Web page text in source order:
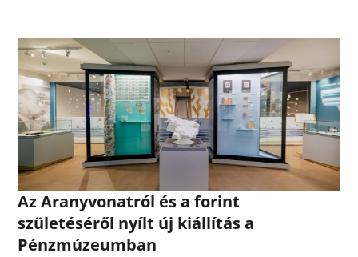
Az Aranyvonatról és a forint
születéséről nyílt új kiállítás a
Pénzmúzeumban